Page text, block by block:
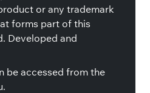
or any trademark
forms part of this
Developed and
be accessed from the